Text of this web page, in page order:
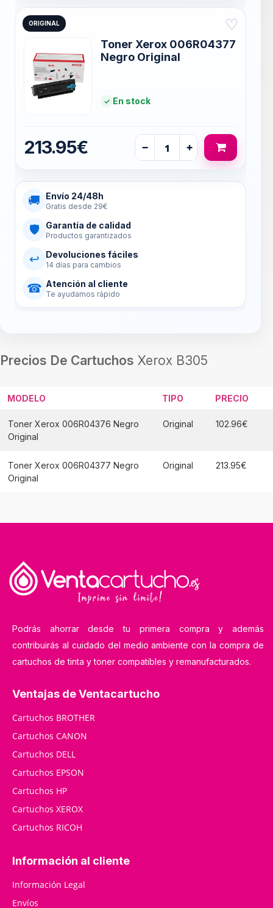
ORIGINAL ♡
Toner Xerox 006R04377
Negro Original
En stock
213.95€ − +
🚚 Envío 24/48h
Gratis desde 29€
🛡 Garantía de calidad
Productos garantizados
↩ Devoluciones fáciles
14 días para cambios
☎ Atención al cliente
Te ayudamos rápido
Precios De Cartuchos Xerox B305
MODELO TIPO PRECIO
Toner Xerox 006R04376 Negro
Original
Original 102.96€
Toner Xerox 006R04377 Negro
Original
Original 213.95€
Podrás ahorrar desde tu primera compra y además
contribuirás al cuidado del medio ambiente con la compra de
cartuchos de tinta y toner compatibles y remanufacturados.
Ventajas de Ventacartucho
Cartuchos BROTHER
Cartuchos CANON
Cartuchos DELL
Cartuchos EPSON
Cartuchos HP
Cartuchos XEROX
Cartuchos RICOH
Información al cliente
Información Legal
Envíos